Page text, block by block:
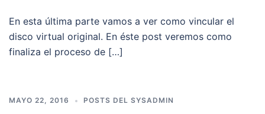
En esta última parte vamos a ver como vincular el
disco virtual original. En éste post veremos como
finaliza el proceso de […]
MAYO 22, 2016 POSTS DEL SYSADMIN